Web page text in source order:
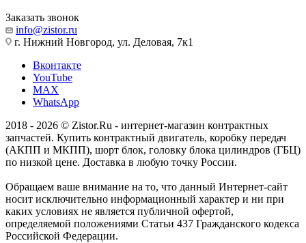
Заказать звонок
info@zistor.ru
г. Нижний Новгород, ул. Деловая, 7к1
Вконтакте
YouTube
MAX
WhatsApp
2018 - 2026 © Zistor.Ru - интернет-магазин контрактных
запчастей. Купить контрактный двигатель, коробку передач
(АКПП и МКПП), шорт блок, головку блока цилиндров (ГБЦ)
по низкой цене. Доставка в любую точку России.
Обращаем ваше внимание на то, что данный Интернет-сайт
носит исключительно информационный характер и ни при
каких условиях не является публичной офертой,
определяемой положениями Статьи 437 Гражданского кодекса
Российской Федерации.